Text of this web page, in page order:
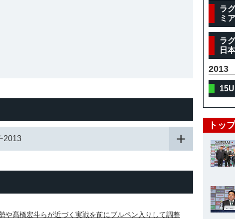
2013
や髙橋宏斗らが近づく実戦を前にブルペン入りして調整
ラ
ミ
ラ
日
2013
トッ